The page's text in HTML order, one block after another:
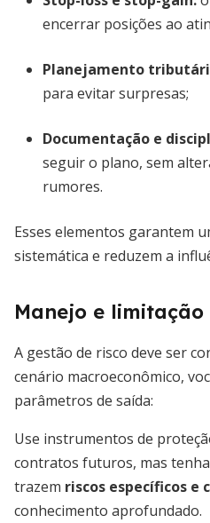
encerrar posições ao
Planejamento
para evitar surpresas;
Documentação e
seguir o plano, sem
rumores.
Esses elementos garantem
sistemática e reduzem a
Manejo e limitação
A gestão de risco deve ser
cenário macroeconômico,
parâmetros de saída:
Use instrumentos de
contratos futuros, mas
trazem riscos específicos e
conhecimento aprofundado.